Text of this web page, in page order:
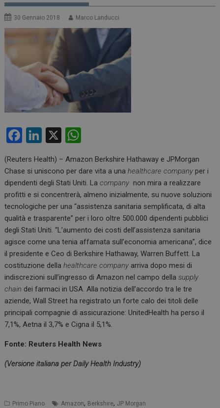
30 Gennaio 2018 Marco Landucci
F
ce
b
o
o
k
Li
ke
dI
n
X
at
s
A
p
p
(Reuters Health) – Amazon Berkshire Hathaway e JPMorgan
Chase si uniscono per dare vita a unahealthcare company per i
dipendenti degli Stati Uniti. Lacompany non mira a realizzare
profitti e si concentrerà, almeno inizialmente, su nuove soluzioni
tecnologiche per una “assistenza sanitaria semplificata, di alta
qualità e trasparente” per i loro oltre 500.000 dipendenti pubblici
degli Stati Uniti. “L’aumento dei costi dell’assistenza sanitaria
agisce come una tenia affamata sull’economia americana”, dice
il presidente e Ceo di Berkshire Hathaway, Warren Buffett. La
costituzione dellahealthcare company arriva dopo mesi di
indiscrezioni sull’ingresso di Amazon nel campo dellasupply
chain dei farmaci in USA. Alla notizia dell’accordo tra le tre
aziende, Wall Street ha registrato un forte calo dei titoli delle
principali compagnie di assicurazione: UnitedHealth ha perso il
7,1%, Aetna il 3,7% e Cigna il 5,1%.
Fonte: Reuters Health News
(Versione italiana per Daily Health Industry)
Primo Piano Amazon, Berkshire,JP Morgan